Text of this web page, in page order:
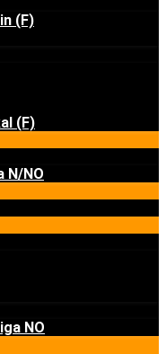
(F)
(F)
N/NO
NO